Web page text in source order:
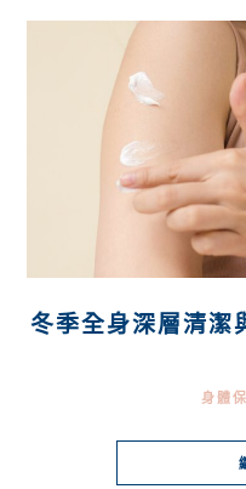
冬季全身深層清潔
身體